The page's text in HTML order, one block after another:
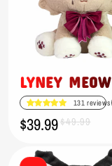
LYNEY MEOW
131 reviews
Prix
promotionnel
$39.99
Prix
habituel
$49.99